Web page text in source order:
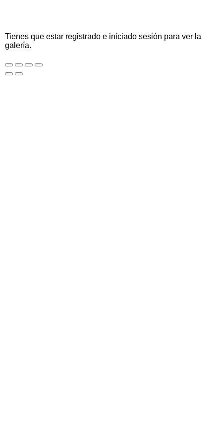
Tienes que estar registrado e iniciado sesión para ver la
galería.